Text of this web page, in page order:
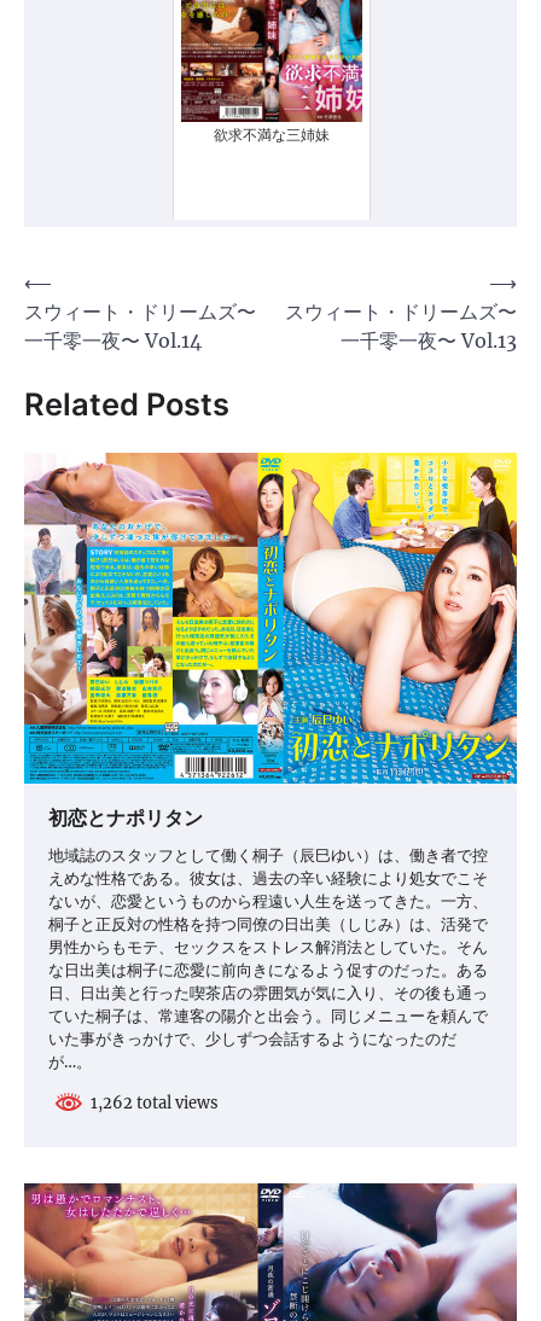
欲求不満な三姉妹
投
稿
ビ
ー
シ
ョ
ン
⟵
スウィート・ドリームズ〜
一千零一夜〜 Vol.14
スウィート・ドリームズ〜
一千零一夜〜 Vol.13
⟶
Related Posts
初恋とナポリタン
地域誌のスタッフとして働く桐子（辰巳ゆい）は、働き者で控
えめな性格である。彼女は、過去の辛い経験により処女でこそ
ないが、恋愛というものから程遠い人生を送ってきた。一方、
桐子と正反対の性格を持つ同僚の日出美（しじみ）は、活発で
男性からもモテ、セックスをストレス解消法としていた。そん
な日出美は桐子に恋愛に前向きになるよう促すのだった。ある
日、日出美と行った喫茶店の雰囲気が気に入り、その後も通っ
ていた桐子は、常連客の陽介と出会う。同じメニューを頼んで
いた事がきっかけで、少しずつ会話するようになったのだ
が…。
1,262 total views